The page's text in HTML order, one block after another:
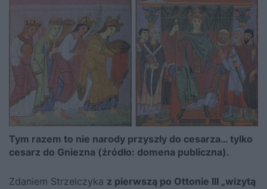
Tym razem to nie narody przyszły do cesarza… tylko
cesarz do Gniezna (źródło: domena publiczna).
Zdaniem Strzelczyka z pierwszą po Ottonie III „wizytą